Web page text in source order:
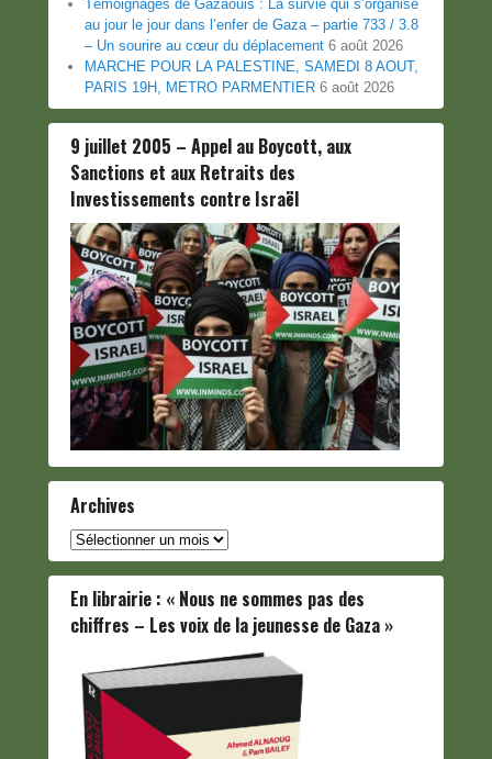
Témoignages de Gazaouis : La survie qui s’organise
au jour le jour dans l’enfer de Gaza – partie 733 / 3.8
– Un sourire au cœur du déplacement 6 août 2026
MARCHE POUR LA PALESTINE, SAMEDI 8 AOUT,
PARIS 19H, METRO PARMENTIER 6 août 2026
9 juillet 2005 – Appel au Boycott, aux
Sanctions et aux Retraits des
Investissements contre Israël
Archives
Archives
En librairie : « Nous ne sommes pas des
chiffres – Les voix de la jeunesse de Gaza »